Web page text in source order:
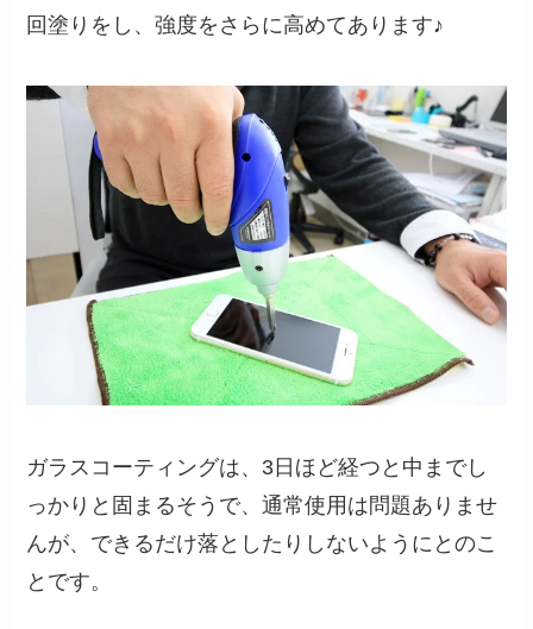
回塗りをし、強度をさらに高めてあります♪
ガラスコーティングは、3日ほど経つと中までし
っかりと固まるそうで、通常使用は問題ありませ
んが、できるだけ落としたりしないようにとのこ
とです。